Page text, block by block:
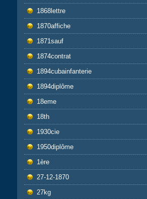
1868lettre
1870affiche
1871sauf
1874contrat
1894cubainfanterie
1894diplôme
18eme
18th
1930cie
1950diplôme
1ère
27-12-1870
27kg